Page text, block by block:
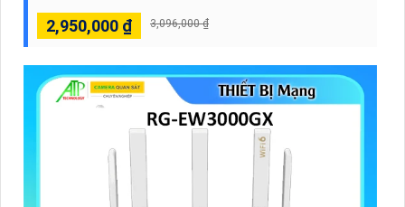
2,950,000 ₫ 3,096,000 ₫